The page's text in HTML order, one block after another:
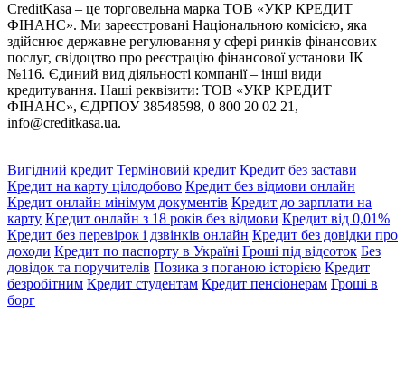
CreditKasa – це торговельна марка ТОВ «УКР КРЕДИТ
ФІНАНС». Ми зареєстровані Національною комісією, яка
здійснює державне регулювання у сфері ринків фінансових
послуг, свідоцтво про реєстрацію фінансової установи ІК
№116. Єдиний вид діяльності компанії – інші види
кредитування. Наші реквізити: ТОВ «УКР КРЕДИТ
ФІНАНС», ЄДРПОУ 38548598, 0 800 20 02 21,
info@creditkasa.ua.
Вигідний кредит Терміновий кредит Кредит без застави
Кредит на карту цілодобово Кредит без відмови онлайн
Кредит онлайн мінімум документів Кредит до зарплати на
карту Кредит онлайн з 18 років без відмови Кредит від 0,01%
Кредит без перевірок і дзвінків онлайн Кредит без довідки про
доходи Кредит по паспорту в Україні Гроші під відсоток Без
довідок та поручителів Позика з поганою історією Кредит
безробітним Кредит студентам Кредит пенсіонерам Гроші в
борг